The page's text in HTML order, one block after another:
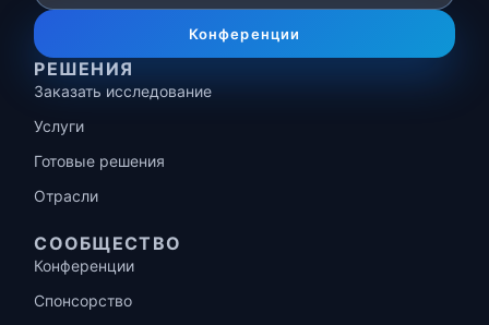
Конференции
РЕШЕНИЯ
Заказать исследование
Услуги
Готовые решения
Отрасли
СООБЩЕСТВО
Конференции
Спонсорство